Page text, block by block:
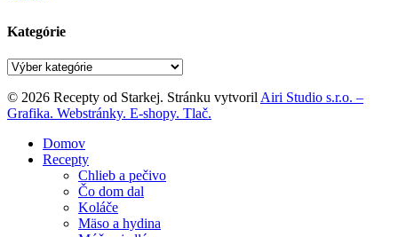
Kategórie
Kategórie
© 2026 Recepty od Starkej. Stránku vytvoril Airi Studio s.r.o. –
Grafika. Webstránky. E-shopy. Tlač.
Close
Menu
Domov
Recepty
Chlieb a pečivo
Čo dom dal
Koláče
Mäso a hydina